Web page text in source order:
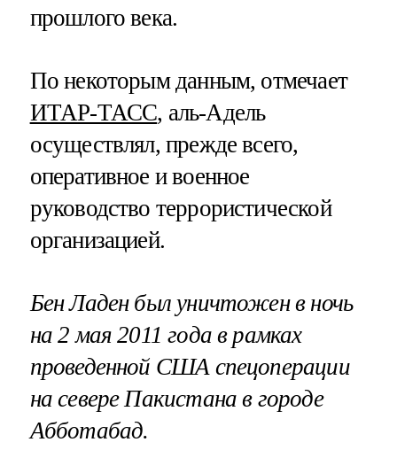
прошлого века.
По некоторым данным, отмечает
ИТАР-ТАСС, аль-Адель
осуществлял, прежде всего,
оперативное и военное
руководство террористической
организацией.
Бен Ладен был уничтожен в ночь
на 2 мая 2011 года в рамках
проведенной США спецоперации
на севере Пакистана в городе
Абботабад.